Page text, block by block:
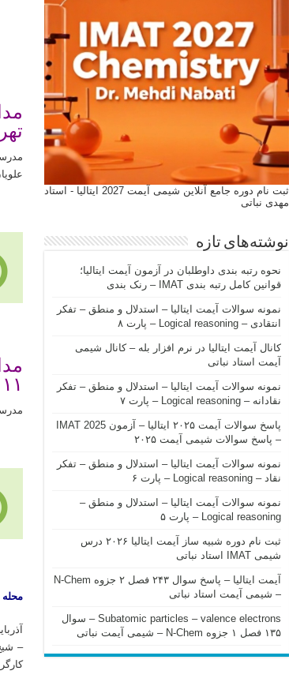
علویان (۱) – مدرسه فرهنگ
۱۱ تهران
محله های
–
ثبت نام دوره جامع آنلاین شیمی آیمت 2027 ایتالیا - استاد
مهدی نباتی
نوشته‌های تازه
نحوه رتبه بندی داوطلبان در آزمون آیمت ایتالیا؛
قوانین کامل رتبه بندی IMAT – رنک بندی
نمونه سوالات آیمت ایتالیا – استدلال و منطق – تفکر
انتقادی – Logical reasoning – پارت ۸
کانال آیمت ایتالیا در نرم افزار بله – کانال شیمی
آیمت استاد نباتی
نمونه سوالات آیمت ایتالیا – استدلال و منطق – تفکر
نقادانه – Logical reasoning – پارت ۷
پاسخ سوالات آیمت ۲۰۲۵ ایتالیا – آزمون IMAT 2025
– پاسخ سوالات شیمی آیمت ۲۰۲۵
نمونه سوالات آیمت ایتالیا – استدلال و منطق – تفکر
نقاد – Logical reasoning – پارت ۶
نمونه سوالات آیمت ایتالیا – استدلال و منطق –
Logical reasoning – پارت ۵
ثبت نام دوره شبیه ساز آیمت ایتالیا ۲۰۲۶ درس
شیمی IMAT استاد نباتی
آیمت ایتالیا – پاسخ سوال ۲۴۳ فصل ۲ جزوه N-Chem
– شیمی آیمت استاد نباتی
Subatomic particles – valence electrons – سوال
۱۳۵ فصل ۱ جزوه N-Chem – شیمی آیمت نباتی